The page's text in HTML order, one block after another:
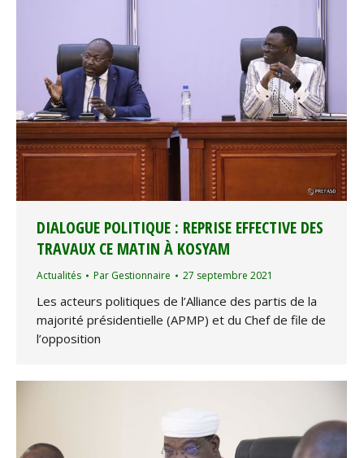
DIALOGUE POLITIQUE : REPRISE EFFECTIVE DES
TRAVAUX CE MATIN À KOSYAM
Actualités Par Gestionnaire 27 septembre 2021
Les acteurs politiques de l’Alliance des partis de la
majorité présidentielle (APMP) et du Chef de file de
l’opposition